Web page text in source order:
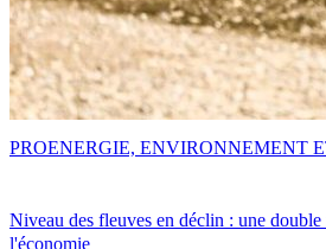
Niveau des fleuves en déclin : une
l'économie
PROENERGIE, ENVIRONNEMENT